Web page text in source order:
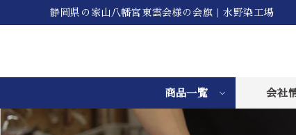
静岡県の家山八幡宮東雲会様の会旗｜水野染工場
商品一覧 会社